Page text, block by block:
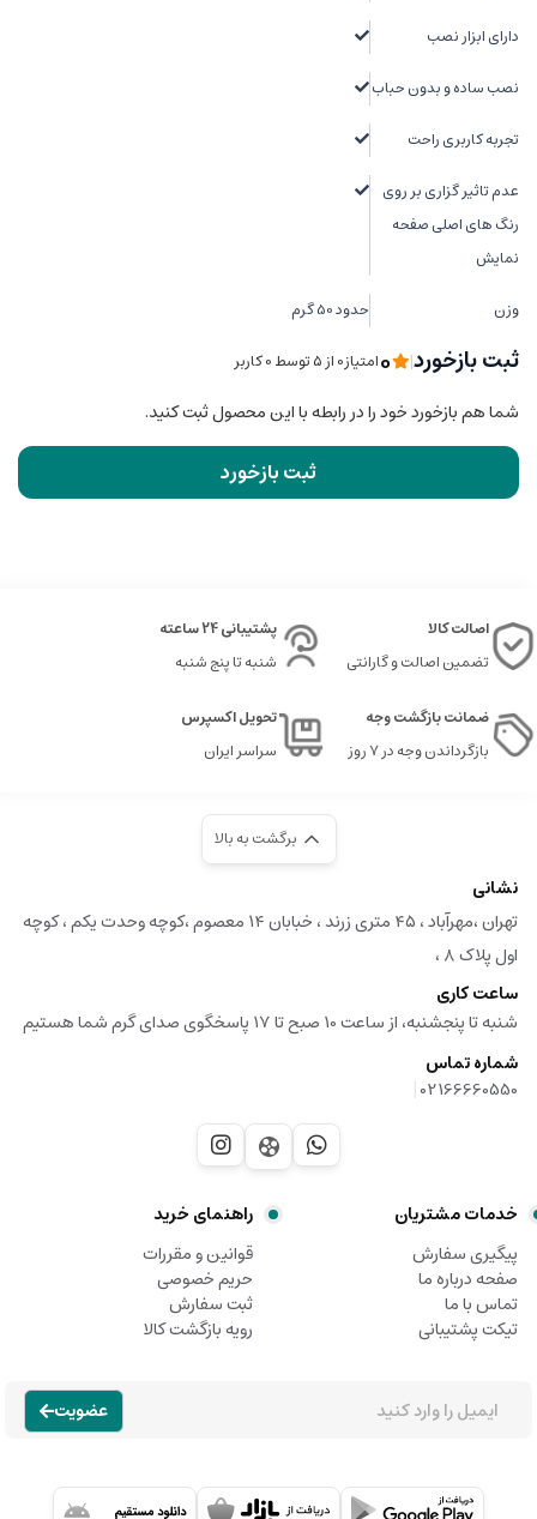
دارای ابزار نصب
نصب ساده و بدون حباب
تجربه کاربری راحت
عدم تاثیر گزاری بر روی
رنگ های اصلی صفحه
نمایش
وزن حدود 50 گرم
ثبت بازخورد|
0امتیاز0 از ۵ توسط 0 کاربر
شما هم بازخورد خود را در رابطه با این محصول ثبت کنید.
ثبت بازخورد
اصالت کالا
تضمین اصالت و گارانتی
پشتیبانی 24 ساعته
شنبه تا پنج شنبه
ضمانت بازگشت وجه
بازگرداندن وجه در ۷ روز
تحویل اکسپرس
سراسر ایران
برگشت به بالا
نشانی
تهران ،مهرآباد ، ۴۵ متری زرند ، خبابان ۱۴ معصوم ،کوچه وحدت یکم ، کوچه
اول پلاک ۸ ،
ساعت کاری
شنبه تا پنجشنبه، از ساعت 10 صبح تا 17 پاسخگوی صدای گرم شما هستیم
شماره تماس
02166660550
|
خدمات مشتریان
پیگیری سفارش
صفحه درباره ما
تماس با ما
تیکت پشتیبانی
راهنمای خرید
قوانین و مقررات
حریم خصوصی
ثبت سفارش
رویه بازگشت کالا
عضویت